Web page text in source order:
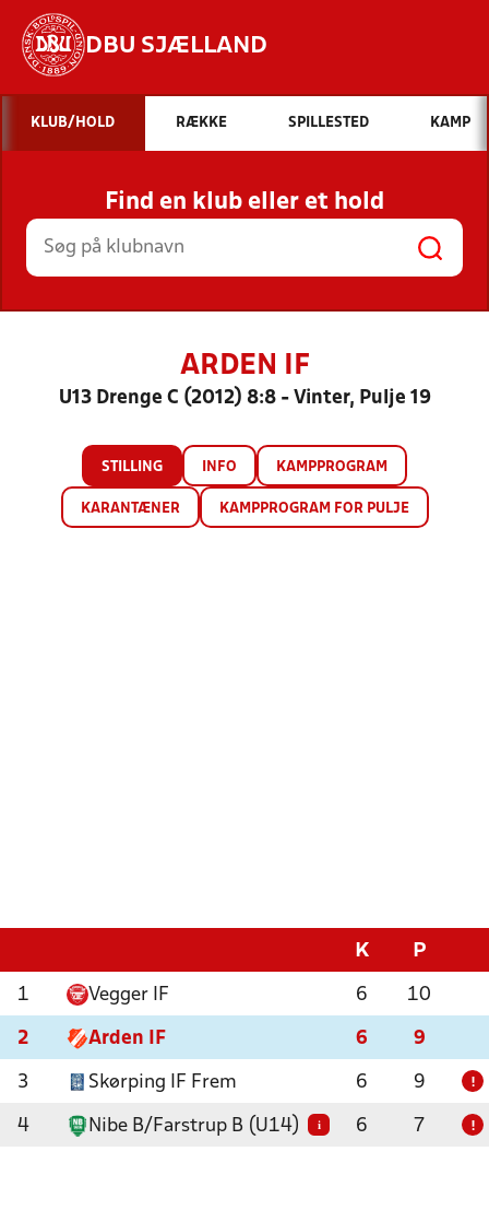
DBU SJÆLLAND
Hvad vil du søge efter?
INDHOLD OG NYHEDER
STILLINGER, RESULTATER, KLUBBER OG
HOLD
KLUB/HOLD RÆKKE SPILLESTED KAMP
Find en klub eller et hold
ARDEN IF
U13 Drenge C (2012) 8:8 - Vinter, Pulje 19
STILLING INFO KAMPPROGRAM
KARANTÆNER KAMPPROGRAM FOR PULJE
K P
1 Vegger IF 6 10
2 Arden IF 6 9
3 Skørping IF Frem 6 9 !
4 Nibe B/Farstrup B (U14) i 6 7 !